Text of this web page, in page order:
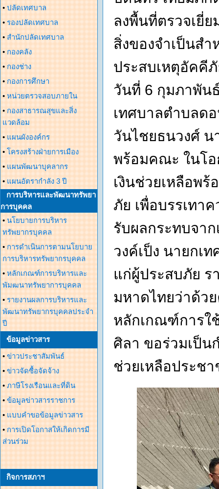
• ปลัดเทศบาล
• รองปลัดเทศบาล
• สำนักปลัดเทศบาล
• กองคลัง
• กองช่าง
• กองการศึกษา
• หน่วยตรวจสอบภายใน
• กองสาธารณสุขและสิ่ง
แวดล้อม
• แผนผังองค์กร
• โครงสร้างฝ่ายการเมือง
• แผนพัฒนาบุคลากร
• แผนอัตรากำลัง 3 ปี
การบริหารและพัฒนาทรัพยา
การบุคคล
• นโยบายการบริหาร
ทรัพยากรบุคคล
• การดำเนินการตามนโยบาย
การบริหารทรัพยากรบุคคล
• หลักเกณฑ์การบริหารและ
พัมฒนาทรัพยาการบุคคล
• รายงานผลการบริหารและ
พัฒนาทรัพยากรบุคคลประจำ
ปี
ข้อมูลข่าวสาร
• ข่าวประชาสัมพันธ์
• ข่าวจัดซื้อจัดจ้าง
• ภาษีโรงเรือนและที่ดิน
• ข้อมูลข่าวสารราชการ
• แบบคำขอข้อมูลข่าวสาร
• การเปิดโอกาสให้เกิดการมี
ส่วนร่วม
กิจการสภาฯ
ลงพื้นที่ตรวจเยี่ย
สิ่งของจำเป็นส
ประสบเหตุอัคคีภั
วันที่ 6 กุมภาพัน
เทศบาลตำบลด
วันไชยธนวงศ์ น
พร้อมคณะ ในโอ
เงินช่วยเหลือพ
ภัย เพื่อบรรเทา
รับผลกระทบจา
วงค์เป็ง นายกเ
แก่ผู้ประสบภัย ร
มหาดไทยว่าด้ว
หลักเกณฑ์การใ
ศิลา ขอร่วมเป็น
ช่วยเหลือประช